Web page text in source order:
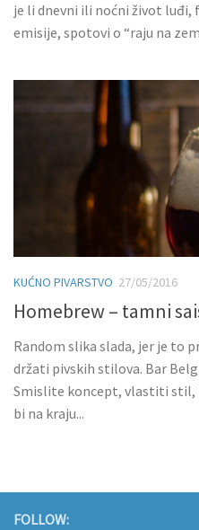
je li dnevni ili noćni život luđi,
emisije, spotovi o “raju na
KUĆNO PIVARSTVO 27/05/2016
Homebrew – tamni
Random slika slada, jer je to
držati pivskih stilova. Bar
Smislite koncept, vlastiti
bi na kraju...
FOLLOW: